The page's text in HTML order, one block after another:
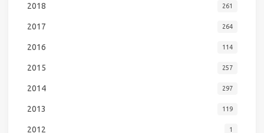
2018 261
2017 264
2016 114
2015 257
2014 297
2013 119
2012 1